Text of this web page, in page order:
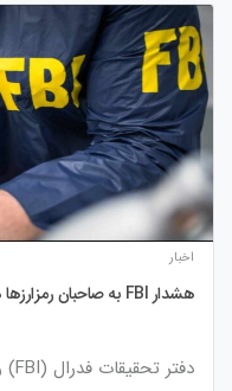
اخبار
هشدار FBI به صاحبان رمزارزها درمورد کلاهبرداری «ماینینگ با نقدینگی»
دفتر تحقیقات فدرال (FBI) روز پنجشنبه هشداری برای…